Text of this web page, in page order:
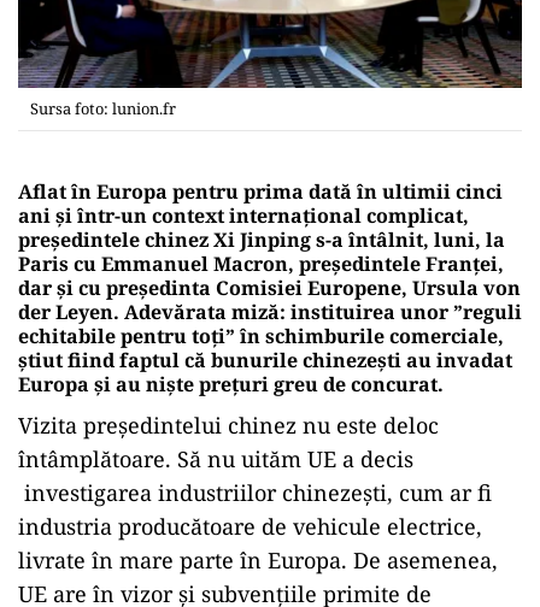
Sursa foto: lunion.fr
Aflat în Europa pentru prima dată în ultimii cinci
ani și într-un context internațional complicat,
președintele chinez Xi Jinping s-a întâlnit, luni, la
Paris cu Emmanuel Macron, președintele Franței,
dar și cu preşedinta Comisiei Europene, Ursula von
der Leyen. Adevărata miză: instituirea unor ”reguli
echitabile pentru toţi” în schimburile comerciale,
știut fiind faptul că bunurile chinezești au invadat
Europa și au niște prețuri greu de concurat.
Vizita președintelui chinez nu este deloc
întâmplătoare. Să nu uităm UE a decis
investigarea industriilor chinezeşti, cum ar fi
industria producătoare de vehicule electrice,
livrate în mare parte în Europa. De asemenea,
UE are în vizor și subvenţiile primite de